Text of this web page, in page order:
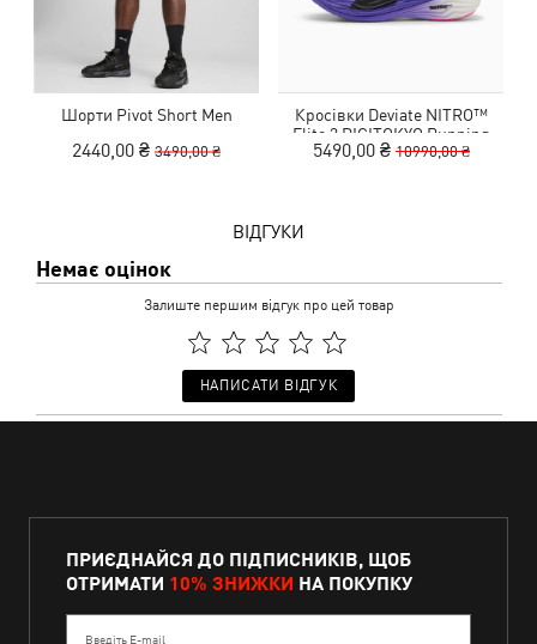
Шорти Pivot Short Men
2440,00 ₴ 3490,00 ₴
Кросівки Deviate NITRO™
Elite 3 DIGITOKYO Running
Shoes Men
5490,00 ₴ 10990,00 ₴
ВІДГУКИ
Немає оцінок
Залиште першим відгук про цей товар
НАПИСАТИ ВІДГУК
ПРИЄДНАЙСЯ ДО ПІДПИСНИКІВ, ЩОБ
ОТРИМАТИ 10% ЗНИЖКИ НА ПОКУПКУ
Введіть E-mail